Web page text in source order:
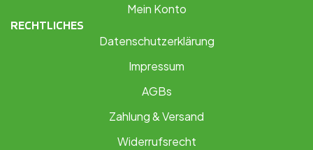
Mein Konto
RECHTLICHES
Datenschutzerklärung
Impressum
AGBs
Zahlung & Versand
Widerrufsrecht